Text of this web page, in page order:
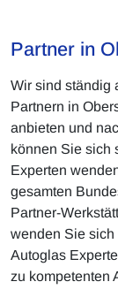
Partner in
Wir sind ständig
Partnern in
anbieten und
können Sie sich
Experten
gesamten
Partner-
wenden Sie sich
Autoglas
zu kompetenten